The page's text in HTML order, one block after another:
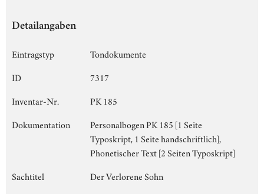
Detailangaben
Eintragstyp
Tondokumente
ID
7317
Inventar-Nr.
PK 185
Dokumentation
Personalbogen PK 185 [1 Seite
Typoskript, 1 Seite handschriftlich],
Phonetischer Text [2 Seiten Typoskript]
Sachtitel
Der Verlorene Sohn